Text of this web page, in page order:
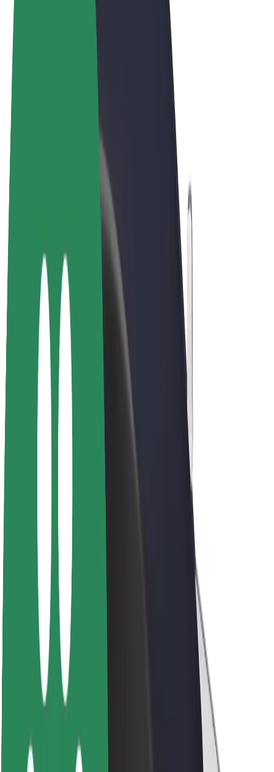
Bolt for Business
Bolt Plus
Gūsti ieņēmumus ar Bolt
Autovadītāji
Autovadītāja ieņēmumi
Kurjeri
Kurjerpartnera ieņēmumi
Bolt Food tirgotāji
Reģistrē autoparku
Project Zero
Blogs
Ziņu telpa
Zīmola vadlīnijas
Misija
Attiecības ar investoriem
Vadība
Zīmols
Pilsētvides fonds